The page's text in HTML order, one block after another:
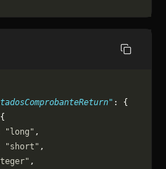
Copiar
: {
"long" ,
"short" ,
,